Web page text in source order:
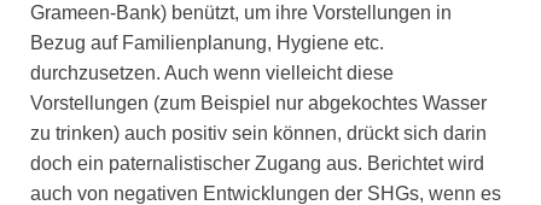
Grameen-Bank) benützt, um ihre Vorstellungen in
Bezug auf Familienplanung, Hygiene etc.
durchzusetzen. Auch wenn vielleicht diese
Vorstellungen (zum Beispiel nur abgekochtes Wasser
zu trinken) auch positiv sein können, drückt sich darin
doch ein paternalistischer Zugang aus. Berichtet wird
auch von negativen Entwicklungen der SHGs, wenn es